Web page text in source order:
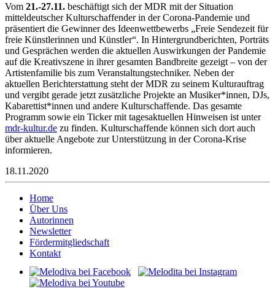
Vom 21.-27.11. beschäftigt sich der MDR mit der Situation
mitteldeutscher Kulturschaffender in der Corona-Pandemie und
präsentiert die Gewinner des Ideenwettbewerbs „Freie Sendezeit für
freie Künstlerinnen und Künstler“. In Hintergrundberichten, Porträts
und Gesprächen werden die aktuellen Auswirkungen der Pandemie
auf die Kreativszene in ihrer gesamten Bandbreite gezeigt – von der
Artistenfamilie bis zum Veranstaltungstechniker. Neben der
aktuellen Berichterstattung steht der MDR zu seinem Kulturauftrag
und vergibt gerade jetzt zusätzliche Projekte an Musiker*innen, DJs,
Kabarettist*innen und andere Kulturschaffende. Das gesamte
Programm sowie ein Ticker mit tagesaktuellen Hinweisen ist unter
mdr-kultur.de zu finden. Kulturschaffende können sich dort auch
über aktuelle Angebote zur Unterstützung in der Corona-Krise
informieren.
18.11.2020
Home
Über Uns
Autorinnen
Newsletter
Fördermitgliedschaft
Kontakt